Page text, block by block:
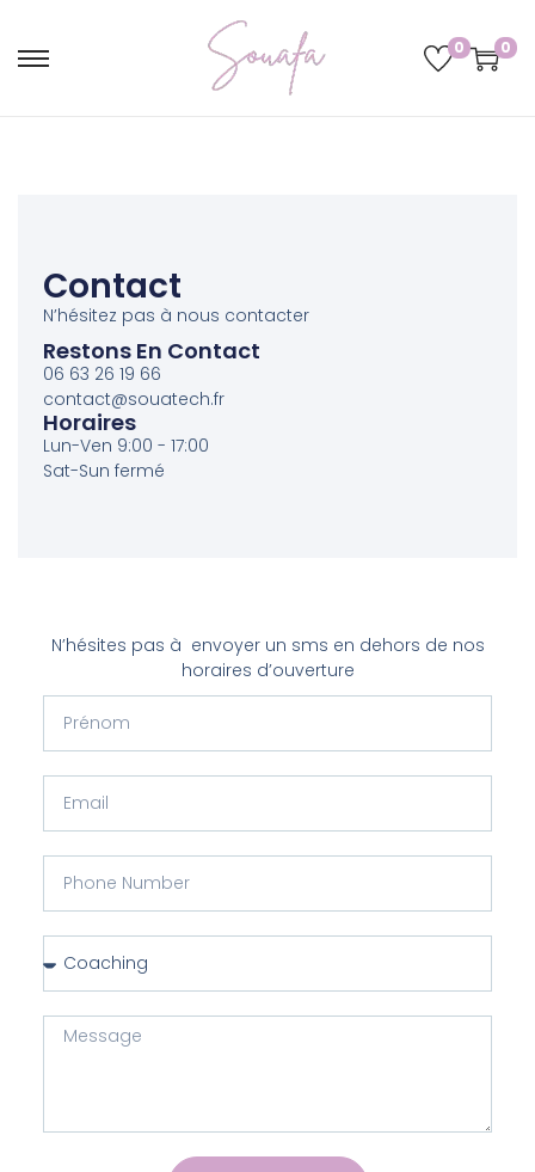
0 0
Contact
N’hésitez pas à nous contacter
Restons En Contact
06 63 26 19 66
contact@souatech.fr
Horaires
Lun-Ven 9:00 - 17:00
Sat-Sun fermé
N’hésites pas à envoyer un sms en dehors de nos
horaires d’ouverture